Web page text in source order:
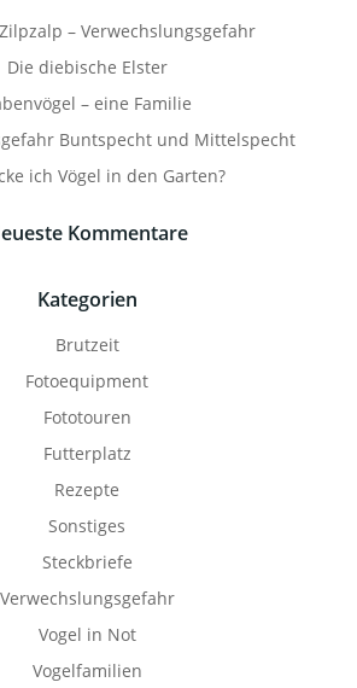
– Verwechslungsgefahr
Die diebische Elster
– eine Familie
Buntspecht und Mittelspecht
ich Vögel in den Garten?
Kommentare
Kategorien
Brutzeit
Fotoequipment
Fototouren
Futterplatz
Rezepte
Sonstiges
Steckbriefe
Verwechslungsgefahr
Vogel in Not
Vogelfamilien